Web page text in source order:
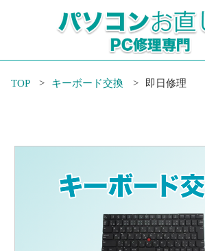
TOP キーボード交換 即日修理